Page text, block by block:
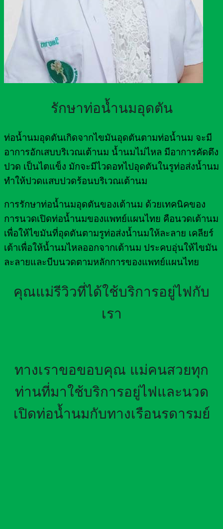
รักษาท่อน้ำนมอุดตัน
ท่อน้ำนมอุดตันเกิดจากไขมันอุดตันตามท่อน้ำนม จะมี
อาการอักเสบบริเวณเต้านม น้ำนมไม่ไหล มีอาการคัดตึง
ปวด เป็นไตแข็ง มักจะมีไวดอทไปอุดตันในรูท่อส่งน้ำนม
ทำให้ปวดแสบปวดร้อนบริเวณเต้านม
การรักษาท่อน้ำนมอุดตันของเต้านม ด้วยเทคนิคของ
การนวดเปิดท่อน้ำนมของแพทย์แผนไทย คือนวดเต้านม
เพื่อให้ไขมันที่อุดตันตามรูท่อส่งน้ำนมให้ละลาย เคลียร์
เต้าเพื่อให้น้ำนมไหลออกจากเต้านม ประคบอุ่นให้ไขมัน
ละลายและบีบนวดตามหลักการของแพทย์แผนไทย
คุณแม่รีวิวที่ได้ใช้บริการอยู่ไฟกับ
เรา
ทางเราขอขอบคุณ แม่คนสวยทุก
ท่านที่มาใช้บริการอยู่ไฟและนวด
เปิดท่อน้ำนมกับทางเรือนรดารมย์